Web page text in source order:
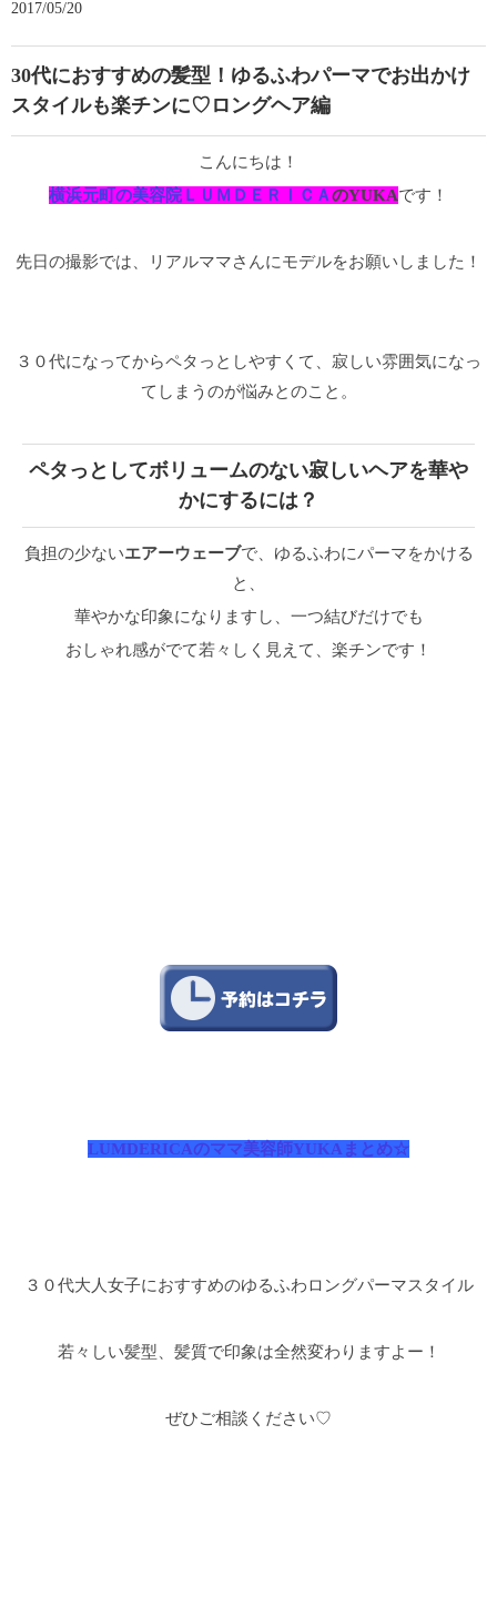
2017/05/20
30代におすすめの髪型！ゆるふわパーマでお出かけ
スタイルも楽チンに♡ロングヘア編
こんにちは！
横浜元町の美容院ＬＵＭＤＥＲＩＣＡのYUKAです！
先日の撮影では、リアルママさんにモデルをお願いしました！
３０代になってからペタっとしやすくて、寂しい雰囲気になっ
てしまうのが悩みとのこと。
ペタっとしてボリュームのない寂しいヘアを華や
かにするには？
負担の少ないエアーウェーブで、ゆるふわにパーマをかける
と、
華やかな印象になりますし、一つ結びだけでも
おしゃれ感がでて若々しく見えて、楽チンです！
LUMDERICAのママ美容師YUKAまとめ☆
３０代大人女子におすすめのゆるふわロングパーマスタイル
若々しい髪型、髪質で印象は全然変わりますよー！
ぜひご相談ください♡